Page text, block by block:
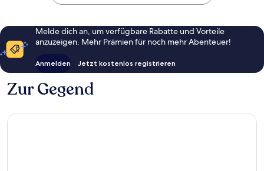
Melde dich an, um verfügbare Rabatte und Vorteile
anzuzeigen. Mehr Prämien für noch mehr Abenteuer!
Anmelden Jetzt kostenlos registrieren
Zur Gegend